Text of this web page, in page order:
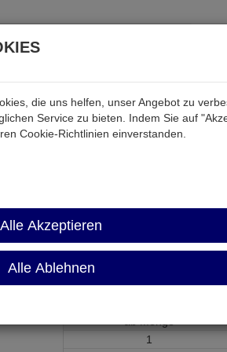
& Video Strom Tab &
GS-TO218
1
die uns helfen, unser Angebot zu
Service zu bieten. Indem Sie auf
Cookie-Richtlinien einverstanden.
Alle Akzeptieren
Alle Ablehnen